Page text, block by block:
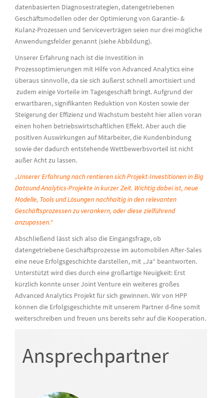
datenbasierten Diagnosestrategien, datengetriebenen
Geschäftsmodellen oder der Optimierung von Garantie- &
Kulanz-Prozessen und Serviceverträgen seien nur drei mögliche
Anwendungsfelder genannt (siehe Abbildung).
Unserer Erfahrung nach ist die Investition in
Prozessoptimierungen mit Hilfe von Advanced Analytics eine
überaus sinnvolle, da sie sich äußerst schnell amortisiert und
zudem einige Vorteile im Tagesgeschäft bringt. Aufgrund der
erwartbaren, signifikanten Reduktion von Kosten sowie der
Steigerung der Effizienz und Wachstum besteht hier allen voran
einen hohen betriebswirtschaftlichen Effekt. Aber auch die
positiven Auswirkungen auf Mitarbeiter, die Kundenbindung
sowie der dadurch entstehende Wettbewerbsvorteil ist nicht
außer Acht zu lassen.
„Unserer Erfahrung nach rentieren sich Projekt-Investitionen in Big
Dataund Analytics-Projekte in kurzer Zeit. Wichtig dabei ist, neue
Modelle, Tools und Lösungen nachhaltig in den relevanten
Geschäftsprozessen zu verankern, oder diese zielführend
anzupassen.“
Abschließend lässt sich also die Eingangsfrage, ob
datengetriebene Geschäftsprozesse im automobilen After-Sales
eine neue Erfolgsgeschichte darstellen, mit „Ja“ beantworten.
Unterstützt wird dies durch eine großartige Neuigkeit: Erst
kürzlich konnte unser Joint Venture ein weiteres großes
Advanced Analytics Projekt für sich gewinnen. Wir von HPP
können die Erfolgsgeschichte mit unserem Partner d-fine somit
weiterschreiben und freuen uns bereits sehr auf die Kooperation.
Ansprechpartner